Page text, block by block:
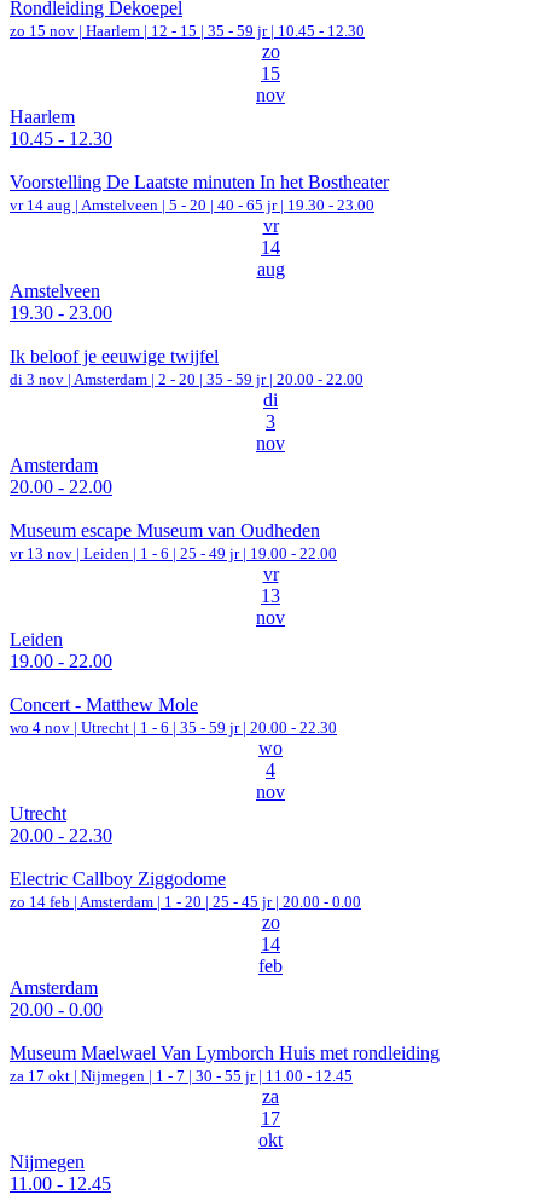
Rondleiding Dekoepel
zo 15 nov | Haarlem | 12 - 15 | 35 - 59 jr | 10.45 - 12.30
zo
15
nov
Haarlem
10.45 - 12.30
Voorstelling De Laatste minuten In het Bostheater
vr 14 aug | Amstelveen | 5 - 20 | 40 - 65 jr | 19.30 - 23.00
vr
14
aug
Amstelveen
19.30 - 23.00
Ik beloof je eeuwige twijfel
di 3 nov | Amsterdam | 2 - 20 | 35 - 59 jr | 20.00 - 22.00
di
3
nov
Amsterdam
20.00 - 22.00
Museum escape Museum van Oudheden
vr 13 nov | Leiden | 1 - 6 | 25 - 49 jr | 19.00 - 22.00
vr
13
nov
Leiden
19.00 - 22.00
Concert - Matthew Mole
wo 4 nov | Utrecht | 1 - 6 | 35 - 59 jr | 20.00 - 22.30
wo
4
nov
Utrecht
20.00 - 22.30
Electric Callboy Ziggodome
zo 14 feb | Amsterdam | 1 - 20 | 25 - 45 jr | 20.00 - 0.00
zo
14
feb
Amsterdam
20.00 - 0.00
Museum Maelwael Van Lymborch Huis met rondleiding
za 17 okt | Nijmegen | 1 - 7 | 30 - 55 jr | 11.00 - 12.45
za
17
okt
Nijmegen
11.00 - 12.45